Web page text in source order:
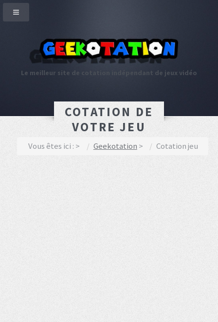
Le meilleur site de cotation indépendant de jeux vidéo
COTATION DE
VOTRE JEU
Vous êtes ici : Geekotation Cotation jeu